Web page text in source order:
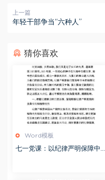
上一篇
年轻干部争当“六种人”
猜你喜欢
Word模板
七一党课：以纪律严明保障中国